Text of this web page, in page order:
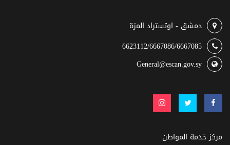
دمشق - اوتستراد المزة
6623112/6667086/6667085
General@escan.gov.sy
مركز خدمة المواطن